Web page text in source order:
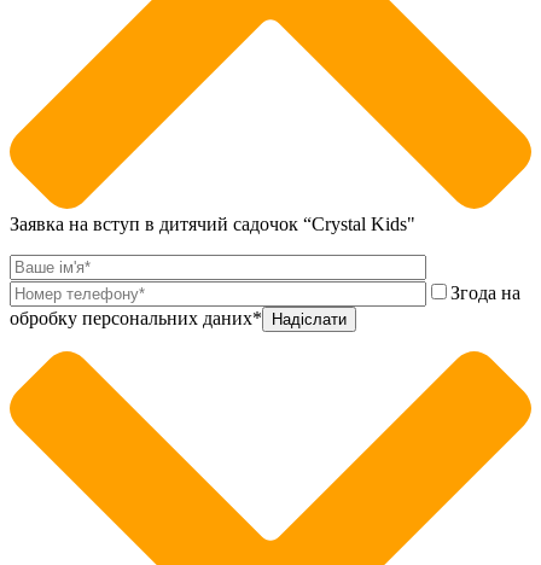
Заявка на вступ в дитячий садочок “Crystal Kids"
Згода на
обробку персональних даних*